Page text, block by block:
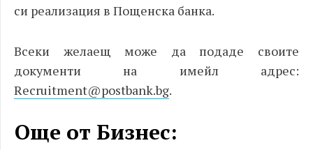
си реализация в Пощенска банка.
Всеки желаещ може да подаде своите
документи на имейл адрес:
Recruitment@postbank.bg.
Още от Бизнес: